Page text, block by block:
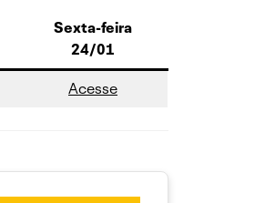
Sexta-feira
24/01
Acesse